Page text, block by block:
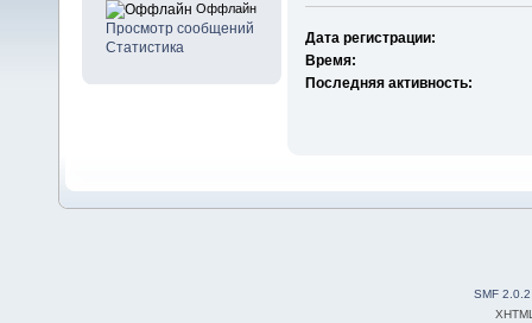
Оффлайн
Просмотр сообщений
Статистика
Дата регистрации:
Время:
Последняя активность:
SMF 2.0.2